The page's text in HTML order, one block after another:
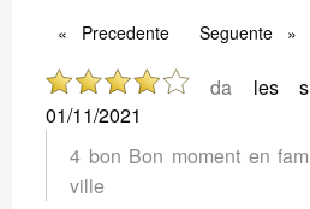
Precedente Precedente
Seguente
da les
01/11/2021
4 bon Bon moment en
ville